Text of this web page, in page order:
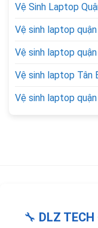
Vệ Sinh Laptop
Vệ sinh laptop
Vệ sinh laptop
Vệ sinh laptop Tân
Vệ sinh laptop
🔧 DLZ